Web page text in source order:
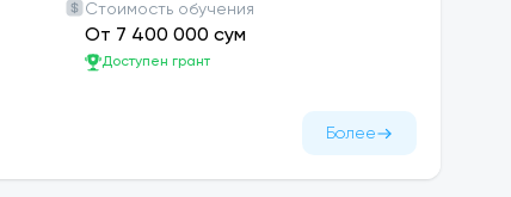
Стоимость обучения
От 7 400 000 сум
Доступен грант
Более